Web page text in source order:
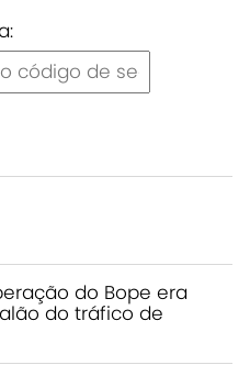
do Bope era
do tráfico de